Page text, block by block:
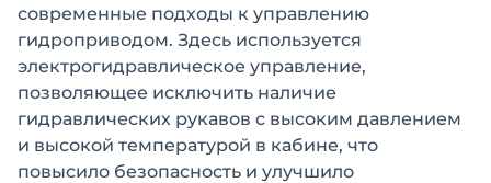
современные подходы к управлению
гидроприводом. Здесь используется
электрогидравлическое управление,
позволяющее исключить наличие
гидравлических рукавов с высоким давлением
и высокой температурой в кабине, что
повысило безопасность и улучшило